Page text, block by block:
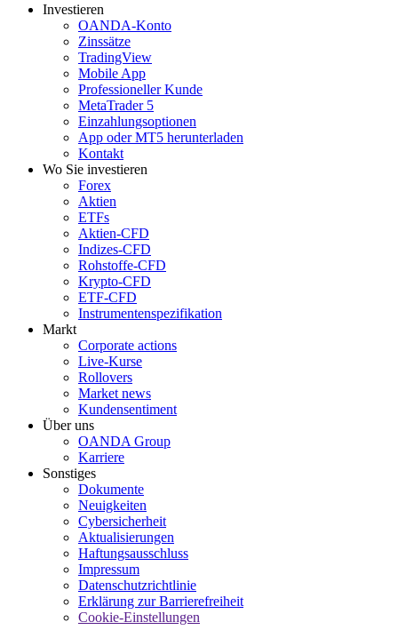
Investieren
OANDA-Konto
Zinssätze
TradingView
Mobile App
Professioneller Kunde
MetaTrader 5
Einzahlungsoptionen
App oder MT5 herunterladen
Kontakt
Wo Sie investieren
Forex
Aktien
ETFs
Aktien-CFD
Indizes-CFD
Rohstoffe-CFD
Krypto-CFD
ETF-CFD
Instrumentenspezifikation
Markt
Corporate actions
Live-Kurse
Rollovers
Market news
Kundensentiment
Über uns
OANDA Group
Karriere
Sonstiges
Dokumente
Neuigkeiten
Cybersicherheit
Aktualisierungen
Haftungsausschluss
Impressum
Datenschutzrichtlinie
Erklärung zur Barrierefreiheit
Cookie-Einstellungen